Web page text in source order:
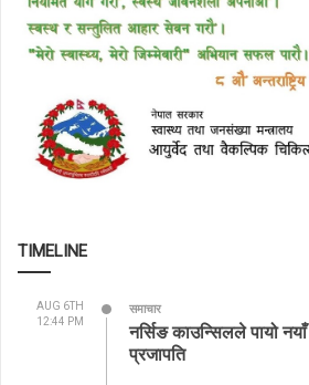
TIMELINE
AUG 6TH
12:44 PM
समाचार
नर्सिङ काउन्सिलले पायो
प्रजापति